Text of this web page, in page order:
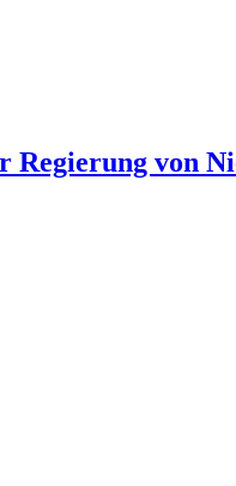
Regierung von